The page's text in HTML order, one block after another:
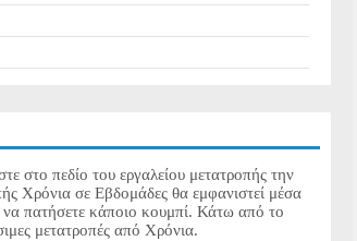
στο πεδίο του εργαλείου μετατροπής την
Χρόνια σε Εβδομάδες θα εμφανιστεί μέσα
πατήσετε κάποιο κουμπί. Κάτω από το
μετατροπές από Χρόνια.